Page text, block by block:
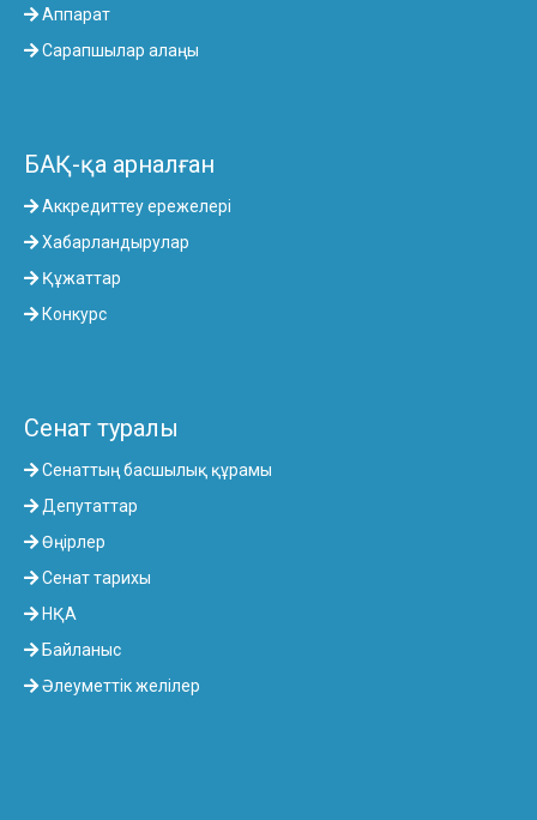
Аппарат
Сарапшылар алаңы
БАҚ-қа арналған
Аккредиттеу ережелері
Хабарландырулар
Құжаттар
Конкурс
Сенат туралы
Сенаттың басшылық құрамы
Депутаттар
Өңірлер
Сенат тарихы
НҚА
Байланыс
Әлеуметтік желілер